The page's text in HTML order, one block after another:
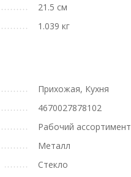
21.5 см
1.039 кг
Прихожая, Кухня
4670027878102
Рабочий ассортимент
Металл
Стекло